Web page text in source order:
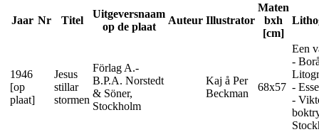
Jaar Nr Titel
Uitgeversnaam
op de plaat
Auteur Illustrator
Maten
bxh
[cm]
1946
[op
plaat]
Jesus
stillar
stormen
Förlag A.-
B.P.A. Norstedt
& Söner,
Stockholm
Kaj å Per
Beckman
68x57
Een
-
-
-